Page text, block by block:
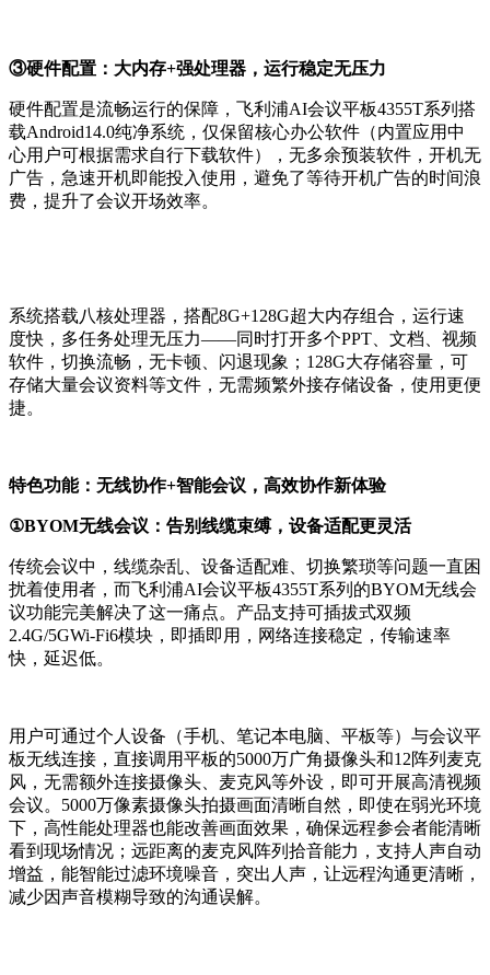
③硬件配置：大内存+强处理器，运行稳定无压力
硬件配置是流畅运行的保障，飞利浦AI会议平板4355T系列搭
载Android14.0纯净系统，仅保留核心办公软件（内置应用中
心用户可根据需求自行下载软件），无多余预装软件，开机无
广告，急速开机即能投入使用，避免了等待开机广告的时间浪
费，提升了会议开场效率。
系统搭载八核处理器，搭配8G+128G超大内存组合，运行速
度快，多任务处理无压力——同时打开多个PPT、文档、视频
软件，切换流畅，无卡顿、闪退现象；128G大存储容量，可
存储大量会议资料等文件，无需频繁外接存储设备，使用更便
捷。
特色功能：无线协作+智能会议，高效协作新体验
①BYOM无线会议：告别线缆束缚，设备适配更灵活
传统会议中，线缆杂乱、设备适配难、切换繁琐等问题一直困
扰着使用者，而飞利浦AI会议平板4355T系列的BYOM无线会
议功能完美解决了这一痛点。产品支持可插拔式双频
2.4G/5GWi-Fi6模块，即插即用，网络连接稳定，传输速率
快，延迟低。
用户可通过个人设备（手机、笔记本电脑、平板等）与会议平
板无线连接，直接调用平板的5000万广角摄像头和12阵列麦克
风，无需额外连接摄像头、麦克风等外设，即可开展高清视频
会议。5000万像素摄像头拍摄画面清晰自然，即使在弱光环境
下，高性能处理器也能改善画面效果，确保远程参会者能清晰
看到现场情况；远距离的麦克风阵列拾音能力，支持人声自动
增益，能智能过滤环境噪音，突出人声，让远程沟通更清晰，
减少因声音模糊导致的沟通误解。